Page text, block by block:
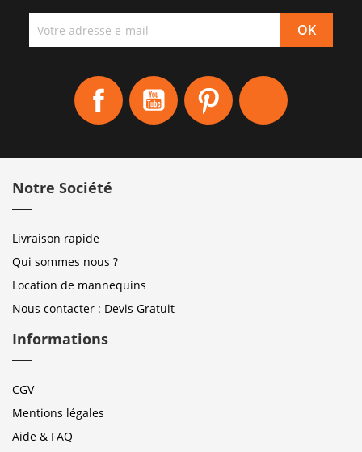
Facebook YouTube Pinterest
Notre Société
Livraison rapide
Qui sommes nous ?
Location de mannequins
Nous contacter : Devis Gratuit
Informations
CGV
Mentions légales
Aide & FAQ